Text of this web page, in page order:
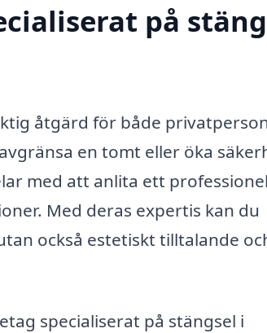
på
åtgärd för både
en tomt eller öka
med att anlita ett
Med deras expertis kan du
också estetiskt tilltalande
specialiserat på stängsel i